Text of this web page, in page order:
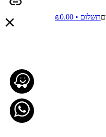
תשלום • ₪0.00